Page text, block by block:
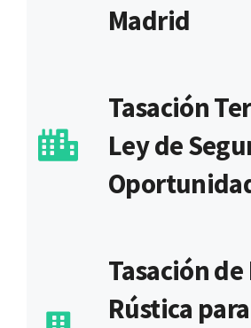
Madrid
Tasación
Ley de
Tasación de
Rústica